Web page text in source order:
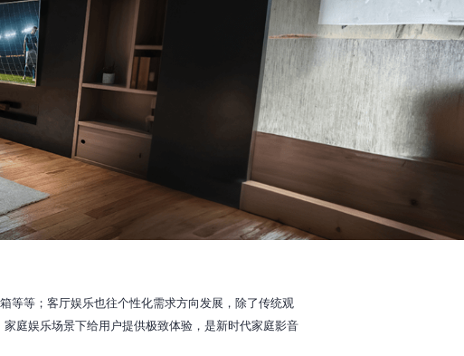
等等；客厅娱乐也往个性化需求方向发展，除了传统观
庭娱乐场景下给用户提供极致体验，是新时代家庭影音